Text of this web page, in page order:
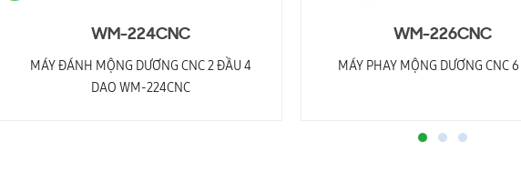
WM-224CNC
MÁY ĐÁNH MỘNG DƯƠNG CNC 2 ĐẦU 4
DAO WM-224CNC
WM-226CNC
MÁY PHAY MỘNG DƯƠNG CNC